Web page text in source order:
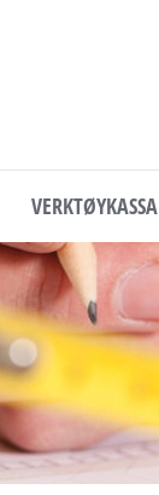
VERKTØYKASSA